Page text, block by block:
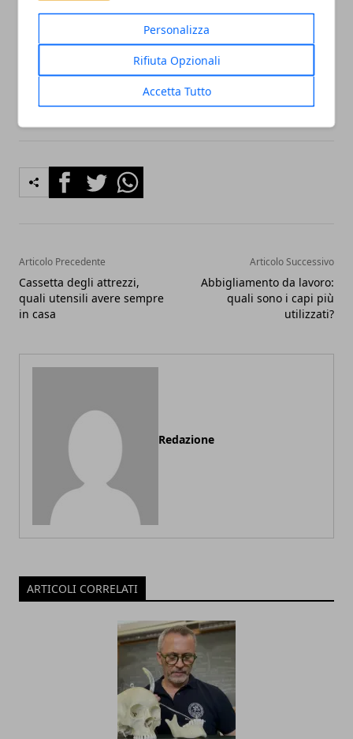
Personalizza
Rifiuta Opzionali
Accetta Tutto
definite mere illusioni. Secondo la loro tesi,
congetture forse inventate da cartomanti, dunque,
riescono a dar vita ad un formidabile giro di affari
che vanta miliardi di euro ogni volta realizzati.
FacebookTwitterWhatsapp
Articolo Precedente
Cassetta degli attrezzi,
quali utensili avere sempre
in casa
Articolo Successivo
Abbigliamento da lavoro:
quali sono i capi più
utilizzati?
Redazione
ARTICOLI CORRELATI